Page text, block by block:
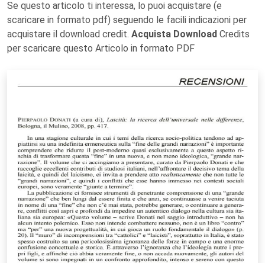
Se questo articolo ti interessa, lo puoi acquistare (e
scaricare in formato pdf) seguendo le facili indicazioni per
acquistare il download credit. Acquista Download Credits
per scaricare questo Articolo in formato PDF